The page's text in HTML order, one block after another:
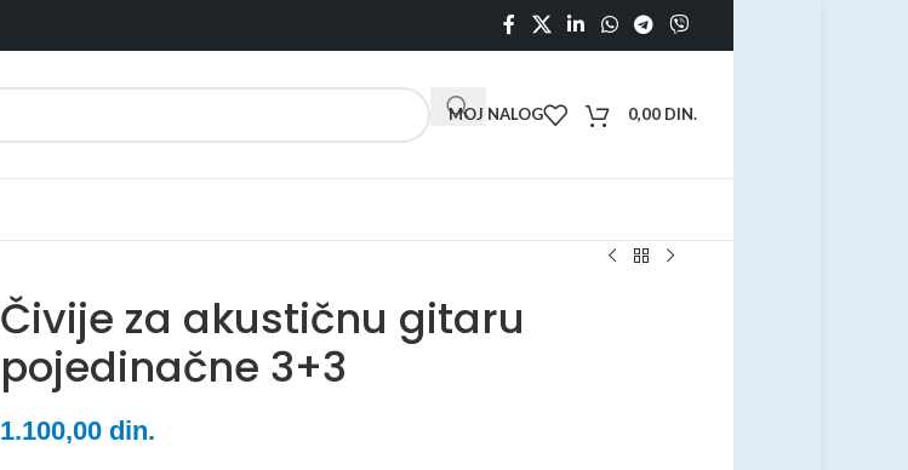
MOJ NALOG 0,00 DIN.
Čivije za akustičnu gitaru
pojedinačne 3+3
1.100,00 din.